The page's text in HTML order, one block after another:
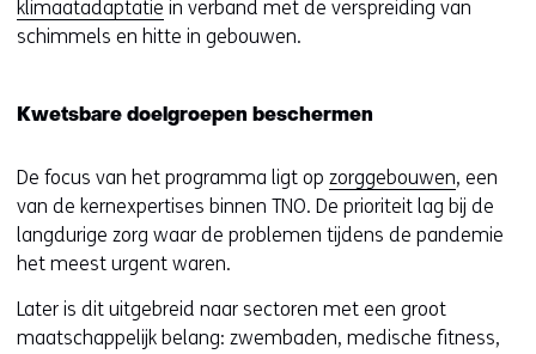
klimaatadaptatie in verband met de verspreiding van
schimmels en hitte in gebouwen.
Kwetsbare doelgroepen beschermen
De focus van het programma ligt op zorggebouwen, een
van de kernexpertises binnen TNO. De prioriteit lag bij de
langdurige zorg waar de problemen tijdens de pandemie
het meest urgent waren.
Later is dit uitgebreid naar sectoren met een groot
maatschappelijk belang: zwembaden, medische fitness,